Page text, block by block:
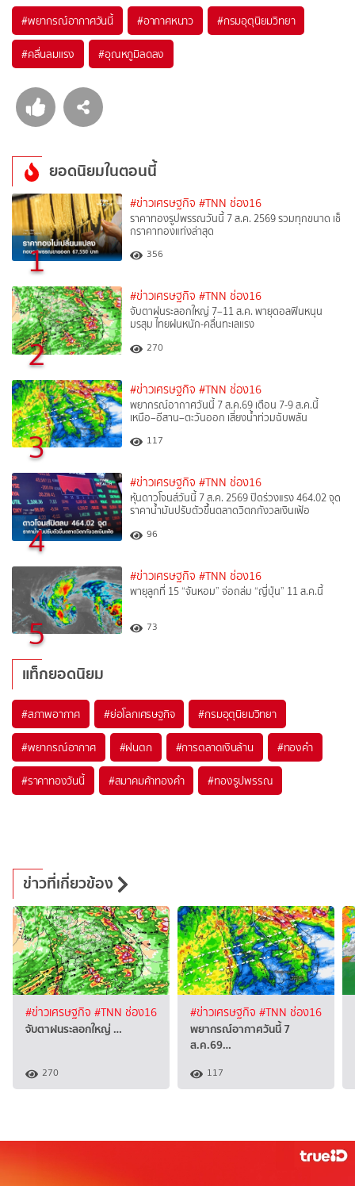
#พยากรณ์อากาศวันนี้ #อากาศหนาว #กรมอุตุนิยมวิทยา
#คลื่นลมแรง #อุณหภูมิลดลง
ยอดนิยมในตอนนี้
1
#ข่าวเศรษฐกิจ #TNN ช่อง16
ราคาทองรูปพรรณวันนี้ 7 ส.ค. 2569 รวมทุกขนาด เช็
กราคาทองแท่งล่าสุด
356
2
#ข่าวเศรษฐกิจ #TNN ช่อง16
จับตาฝนระลอกใหญ่ 7–11 ส.ค. พายุดอลฟินหนุน
มรสุม ไทยฝนหนัก-คลื่นทะเลแรง
270
3
#ข่าวเศรษฐกิจ #TNN ช่อง16
พยากรณ์อากาศวันนี้ 7 ส.ค.69 เตือน 7-9 ส.ค.นี้
เหนือ–อีสาน–ตะวันออก เสี่ยงน้ำท่วมฉับพลัน
117
4
#ข่าวเศรษฐกิจ #TNN ช่อง16
หุ้นดาวโจนส์วันนี้ 7 ส.ค. 2569 ปิดร่วงแรง 464.02 จุด
ราคาน้ำมันปรับตัวขึ้นตลาดวิตกกังวลเงินเฟ้อ
96
5
#ข่าวเศรษฐกิจ #TNN ช่อง16
พายุลูกที่ 15 “จันหอม” จ่อถล่ม “ญี่ปุ่น” 11 ส.ค.นี้
73
แท็กยอดนิยม
#สภาพอากาศ #ย่อโลกเศรษฐกิจ #กรมอุตุนิยมวิทยา
#พยากรณ์อากาศ #ฝนตก #การตลาดเงินล้าน #ทองคำ
#ราคาทองวันนี้ #สมาคมค้าทองคำ #ทองรูปพรรณ
ข่าวที่เกี่ยวข้อง
#ข่าวเศรษฐกิจ #TNN ช่อง16
จับตาฝนระลอกใหญ่ …
270
#ข่าวเศรษฐกิจ #TNN ช่อง16
พยากรณ์อากาศวันนี้ 7
ส.ค.69…
117